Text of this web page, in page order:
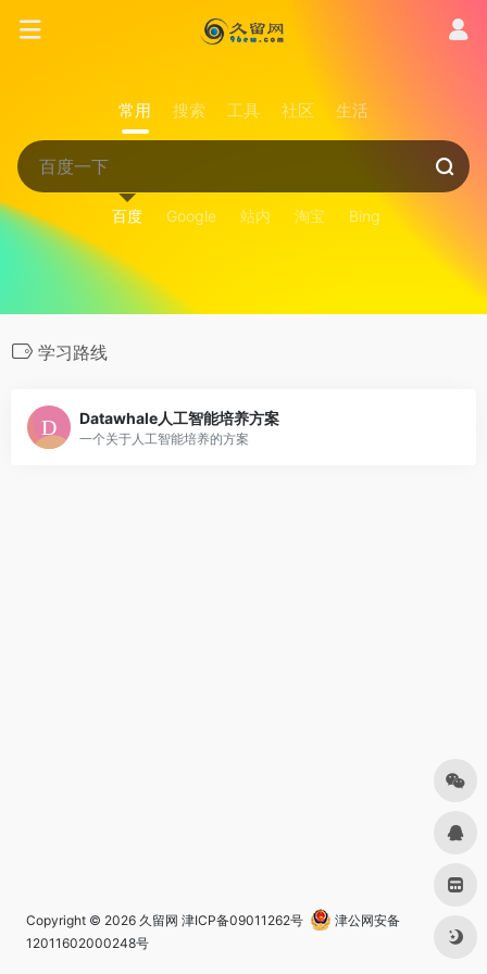
常用 搜索 工具 社区 生活
百度 Google 站内 淘宝 Bing
学习路线
Datawhale人工智能培养方案
一个关于人工智能培养的方案
Copyright © 2026 久留网 津ICP备09011262号
津公网安备
12011602000248号